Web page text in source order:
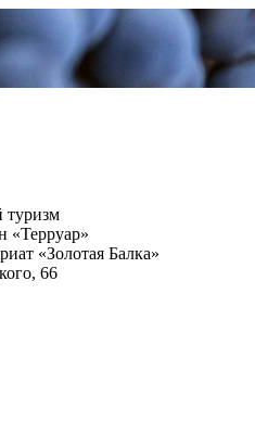
«Терруар»
«Золотая Балка»
66